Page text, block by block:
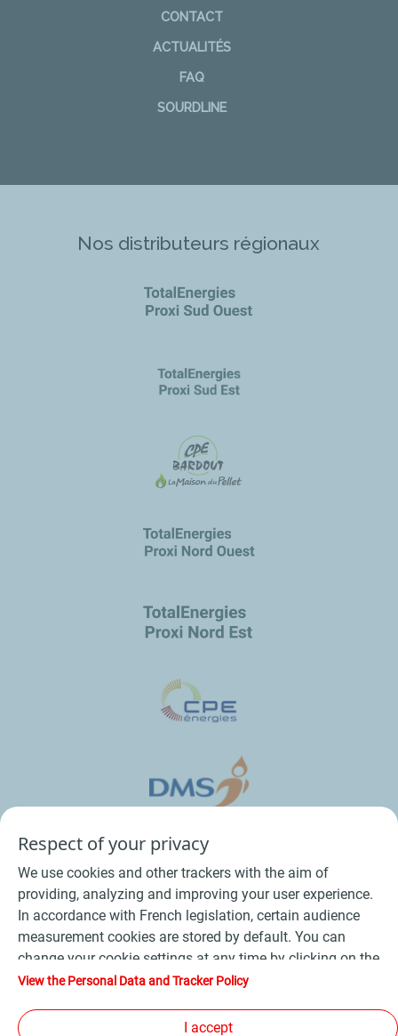
CONTACT
ACTUALITÉS
FAQ
SOURDLINE
Nos distributeurs régionaux
Conditions Générales de Vente Bois
Conditions Générales d’Utilisation
Respect of your privacy
We use cookies and other trackers with the aim of
providing, analyzing and improving your user experience.
In accordance with French legislation, certain audience
measurement cookies are stored by default. You can
change your cookie settings at any time by clicking on the
"Manage my cookies" button. By clicking on the "Accept"
device. If you click on "Decline", only the technical cookies
View the Personal Data and Tracker Policy
I accept